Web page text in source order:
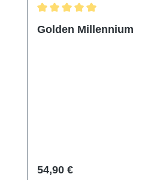
Golden Millennium
Regulärer Preis:
54,90 €